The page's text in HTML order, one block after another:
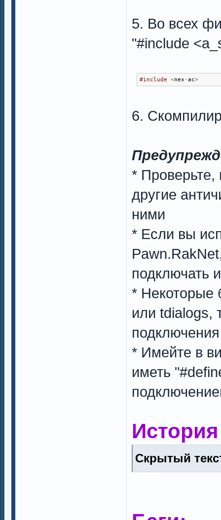
5. Во всех
"#include
#include <nex-ac>
6.
* Проверьте,
другие
ними
* Если вы
подключать
* Некоторые
или tdialogs,
* Имейте в
иметь
Скрытый